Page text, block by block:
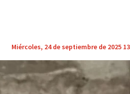
Miércoles, 24 de septiembre de 2025